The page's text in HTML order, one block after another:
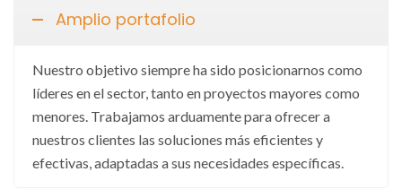
Amplio portafolio
Nuestro objetivo siempre ha sido posicionarnos como
líderes en el sector, tanto en proyectos mayores como
menores. Trabajamos arduamente para ofrecer a
nuestros clientes las soluciones más eficientes y
efectivas, adaptadas a sus necesidades específicas.